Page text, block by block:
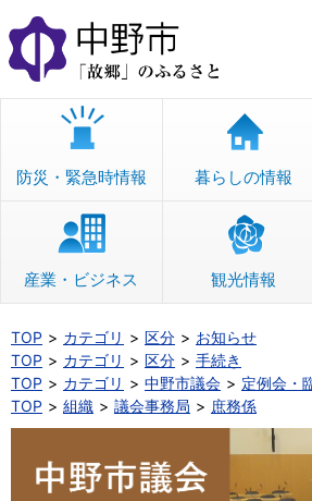
本
文
へ
移
防災・緊急時情報 暮らしの情報
産業・ビジネス 観光情報
TOP カテゴリ 区分
お知らせ
TOP
カテゴリ 区分
手続き
TOP
カテゴリ 中野市議会
定例会・
TOP
組織 議会事務局 庶務係